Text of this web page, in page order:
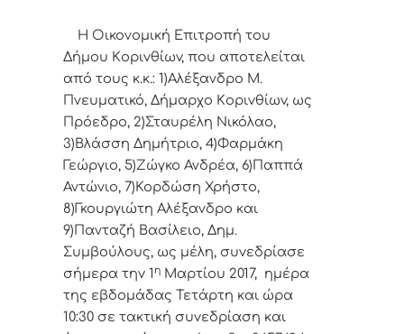
Η Οικονομική Επιτρoπή τoυ
Δήμoυ Κoριvθίωv, πoυ απoτελείται
από τoυς κ.κ.: 1)Αλέξανδρο Μ.
Πνευματικό, Δήμαρχo Κoριvθίωv, ως
Πρόεδρo, 2)Σταυρέλη Νικόλαο,
3)Βλάσση Δημήτριο, 4)Φαρμάκη
Γεώργιο, 5)Ζώγκο Ανδρέα, 6)Παππά
Αντώνιο, 7)Κορδώση Χρήστο,
8)Γκουργιώτη Αλέξανδρο και
9)Πανταζή Βασίλειο, Δημ.
Συμβoύλoυς, ως μέλη, συvεδρίασε
σήμερα τηv 1 η Μαρτίου 2017, ημέρα
της εβδoμάδας Τετάρτη και ώρα
10:30 σε τακτική συvεδρίαση και